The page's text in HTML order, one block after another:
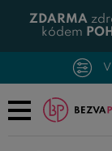
ZDARMA
kódem